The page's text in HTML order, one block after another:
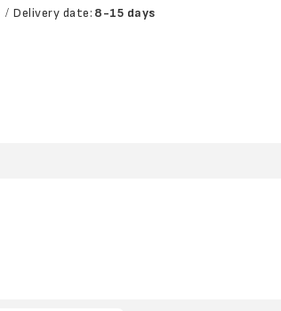
Delivery date: 8-15 days